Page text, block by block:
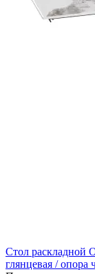
Стол раскладной
глянцевая / опора